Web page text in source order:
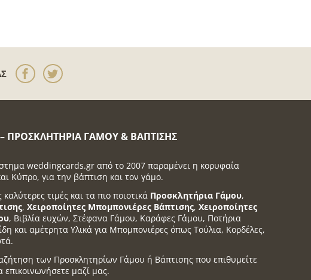
– ΠΡΟΣΚΛΗΤΉΡΙΑ ΓΆΜΟΥ & ΒΆΠΤΙΣΗΣ
weddingcards.gr από το 2007 παραμένει η κορυφαία
Κύπρο, για την βάπτιση και τον γάμο.
τιμές και τα πιο ποιοτικά Προσκλητήρια Γάμου,
, Χειροποίητες Μπομπονιέρες Βάπτισης, Χειροποίητες
, Βιβλία ευχών, Στέφανα Γάμου, Καράφες Γάμου, Ποτήρια
και αμέτρητα Υλικά για Μπομπονιέρες όπως Τούλια, Κορδέλες,
των Προσκλητηρίων Γάμου ή Βάπτισης που επιθυμείτε
επικοινωνήσετε μαζί μας.